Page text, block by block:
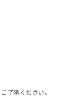
了承ください。